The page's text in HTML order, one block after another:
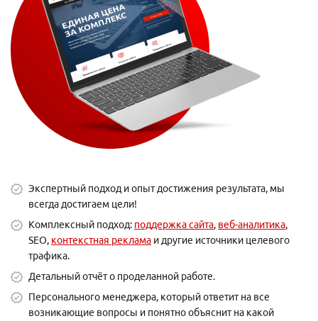
Экспертный подход и опыт достижения результата, мы
всегда достигаем цели!
Комплексный подход: поддержка сайта, веб-аналитика,
SEO, контекстная реклама и другие источники целевого
трафика.
Детальный отчёт о проделанной работе.
Персонального менеджера, который ответит на все
возникающие вопросы и понятно объяснит на какой